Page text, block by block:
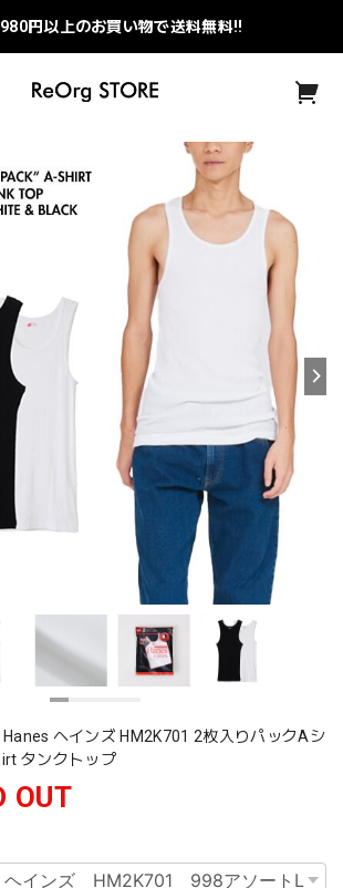
円以上のお買い物で送料無料!!
Hanes ヘインズ HM2K701 2枚入りパックAシ
タンクトップ
OUT